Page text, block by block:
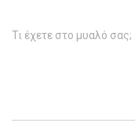
Τι έχετε στο μυαλό σας;